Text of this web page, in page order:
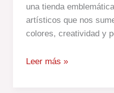
una tienda
artísticos que nos
colores, creatividad y
Leer más »